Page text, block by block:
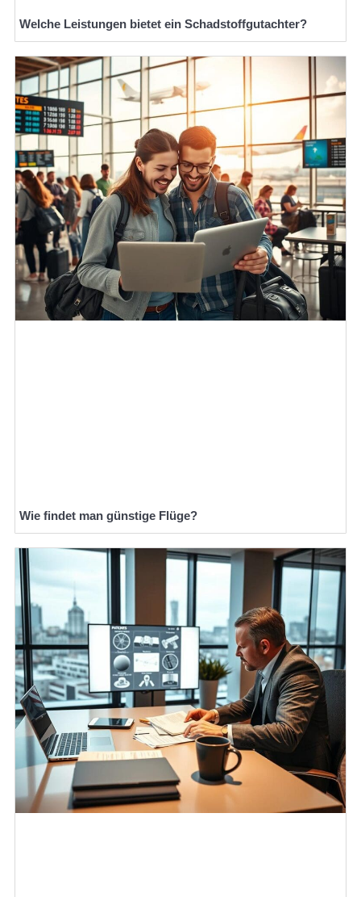
Welche Leistungen bietet ein Schadstoffgutachter?
Wie findet man günstige Flüge?